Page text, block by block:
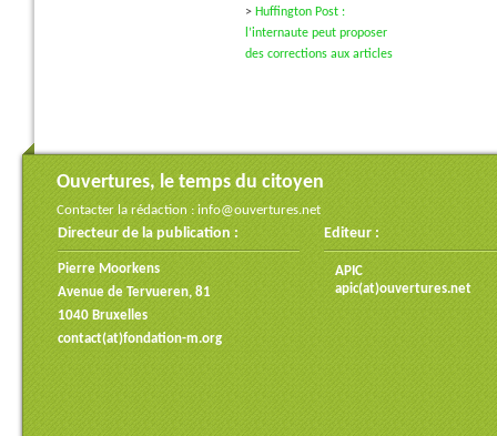
> Huffington Post :
l’internaute peut proposer
des corrections aux articles
Ouvertures, le temps du citoyen
Contacter la rédaction : info@ouvertures.net
Directeur de la publication :
Pierre Moorkens
Avenue de Tervueren, 81
1040 Bruxelles
contact(at)fondation-m.org
Editeur :
APIC
apic(at)ouvertures.net